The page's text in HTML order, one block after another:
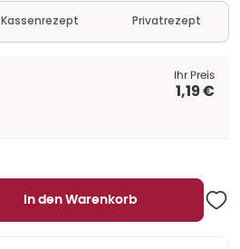
Kassenrezept Privatrezept
Ihr Preis
1,19 €
In den Warenkorb